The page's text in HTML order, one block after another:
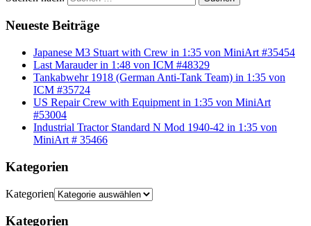
Neueste Beiträge
Japanese M3 Stuart with Crew in 1:35 von MiniArt #35454
Last Marauder in 1:48 von ICM #48329
Tankabwehr 1918 (German Anti-Tank Team) in 1:35 von
ICM #35724
US Repair Crew with Equipment in 1:35 von MiniArt
#53004
Industrial Tractor Standard N Mod 1940-42 in 1:35 von
MiniArt # 35466
Kategorien
Kategorien
Kategorien